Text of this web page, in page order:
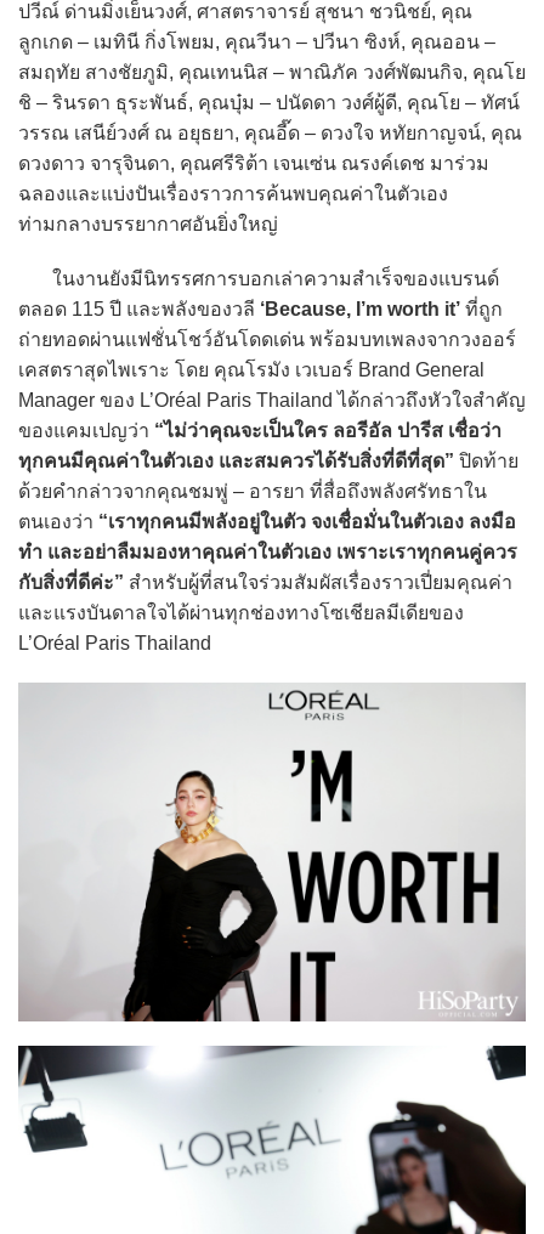
ปวีณ์ ด่านมิ่งเย็นวงศ์, ศาสตราจารย์ สุชนา ชวนิชย์, คุณ
ลูกเกด – เมทินี กิ่งโพยม, คุณวีนา – ปวีนา ซิงห์, คุณออน –
สมฤทัย สางชัยภูมิ, คุณเทนนิส – พาณิภัค วงศ์พัฒนกิจ, คุณโย
ชิ – รินรดา ธุระพันธ์, คุณบุ๋ม – ปนัดดา วงศ์ผู้ดี, คุณโย – ทัศน์
วรรณ เสนีย์วงศ์ ณ อยุธยา, คุณอี๊ด – ดวงใจ หทัยกาญจน์, คุณ
ดวงดาว จารุจินดา, คุณศรีริต้า เจนเซ่น ณรงค์เดช มาร่วม
ฉลองและแบ่งปันเรื่องราวการค้นพบคุณค่าในตัวเอง
ท่ามกลางบรรยากาศอันยิ่งใหญ่
ในงานยังมีนิทรรศการบอกเล่าความสำเร็จของแบรนด์
ตลอด 115 ปี และพลังของวลี ‘Because, I’m worth it’ ที่ถูก
ถ่ายทอดผ่านแฟชั่นโชว์อันโดดเด่น พร้อมบทเพลงจากวงออร์
เคสตราสุดไพเราะ โดย คุณโรมัง เวเบอร์ Brand General
Manager ของ L’Oréal Paris Thailand ได้กล่าวถึงหัวใจสำคัญ
ของแคมเปญว่า “ไม่ว่าคุณจะเป็นใคร ลอรีอัล ปารีส เชื่อว่า
ทุกคนมีคุณค่าในตัวเอง และสมควรได้รับสิ่งที่ดีที่สุด” ปิดท้าย
ด้วยคำกล่าวจากคุณชมพู่ – อารยา ที่สื่อถึงพลังศรัทธาใน
ตนเองว่า “เราทุกคนมีพลังอยู่ในตัว จงเชื่อมั่นในตัวเอง ลงมือ
ทำ และอย่าลืมมองหาคุณค่าในตัวเอง เพราะเราทุกคนคู่ควร
กับสิ่งที่ดีค่ะ” สำหรับผู้ที่สนใจร่วมสัมผัสเรื่องราวเปี่ยมคุณค่า
และแรงบันดาลใจได้ผ่านทุกช่องทางโซเชียลมีเดียของ
L’Oréal Paris Thailand